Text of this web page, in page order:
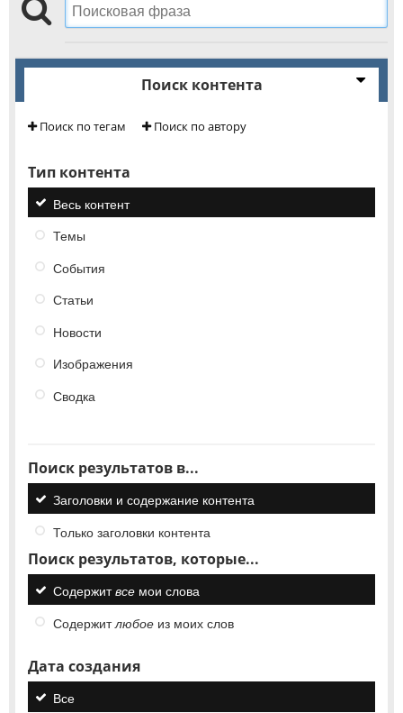
Поиск контента
Поиск по тегам Поиск по автору
Тип контента
Весь контент
Темы
События
Статьи
Новости
Изображения
Сводка
Поиск результатов в...
Заголовки и содержание контента
Только заголовки контента
Поиск результатов, которые...
Содержитвсе мои слова
Содержитлюбое из моих слов
Дата создания
Все